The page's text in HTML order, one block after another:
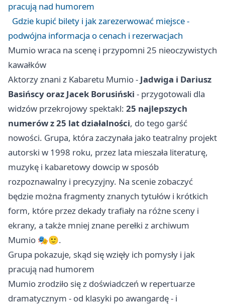
pracują nad humorem
Gdzie kupić bilety i jak zarezerwować miejsce -
podwójna informacja o cenach i rezerwacjach
Mumio wraca na scenę i przypomni 25 nieoczywistych
kawałków
Aktorzy znani z Kabaretu Mumio - Jadwiga i Dariusz
Basińscy oraz Jacek Borusiński - przygotowali dla
widzów przekrojowy spektakl: 25 najlepszych
numerów z 25 lat działalności, do tego garść
nowości. Grupa, która zaczynała jako teatralny projekt
autorski w 1998 roku, przez lata mieszała literaturę,
muzykę i kabaretowy dowcip w sposób
rozpoznawalny i precyzyjny. Na scenie zobaczyć
będzie można fragmenty znanych tytułów i krótkich
form, które przez dekady trafiały na różne sceny i
ekrany, a także mniej znane perełki z archiwum
Mumio 🎭🙂.
Grupa pokazuje, skąd się wzięły ich pomysły i jak
pracują nad humorem
Mumio zrodziło się z doświadczeń w repertuarze
dramatycznym - od klasyki po awangardę - i